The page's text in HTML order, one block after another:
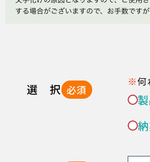
選 択 必須
何